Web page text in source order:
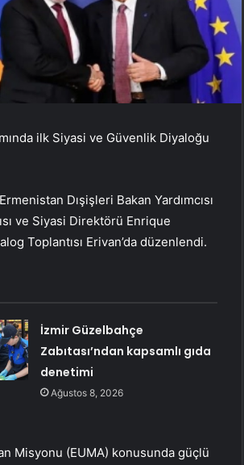
ilk Siyasi ve Güvenlik Diyaloğu
Dışişleri Bakan Yardımcısı
ve Siyasi Direktörü Enrique
Toplantısı Erivan’da düzenlendi.
İzmir Güzelbahçe
Zabıtası’ndan kapsamlı gıda
denetimi
Ağustos 8, 2026
Misyonu (EUMA) konusunda güçlü